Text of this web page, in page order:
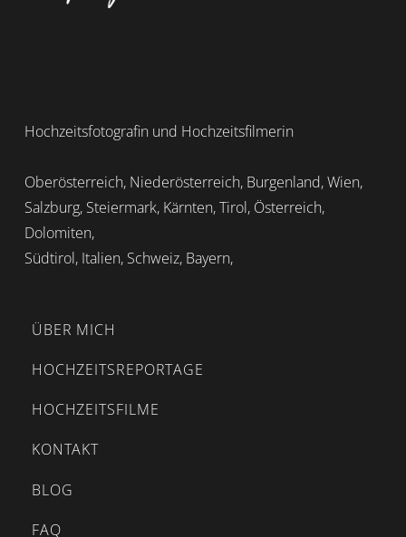
Hochzeitsfotografin und Hochzeitsfilmerin
Oberösterreich, Niederösterreich, Burgenland, Wien,
Salzburg, Steiermark, Kärnten, Tirol, Österreich,
Dolomiten,
Südtirol, Italien, Schweiz, Bayern,
ÜBER MICH
HOCHZEITSREPORTAGE
HOCHZEITSFILME
KONTAKT
BLOG
FAQ